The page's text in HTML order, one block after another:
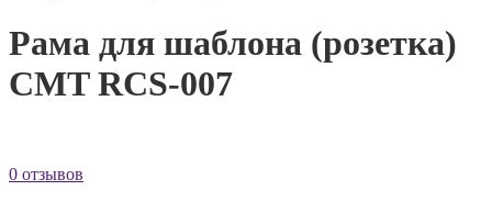
Рама для шаблона (розетка)
CMT RCS-007
0 отзывов